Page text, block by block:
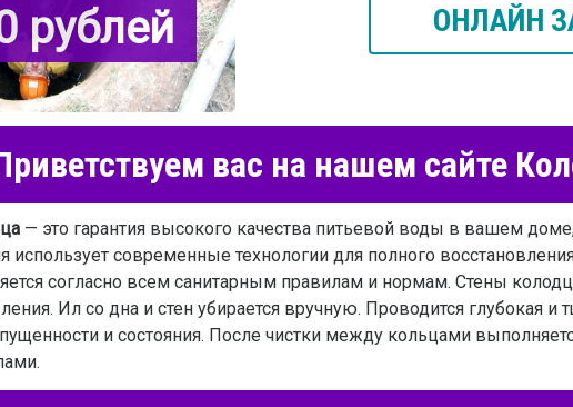
рублей ОНЛАЙН
вас на нашем сайте
— это гарантия высокого качества питьевой воды в вашем
использует современные технологии для полного
согласно всем санитарным правилам и нормам. Стены
Ил со дна и стен убирается вручную. Проводится глубокая и
и состояния. После чистки между кольцами